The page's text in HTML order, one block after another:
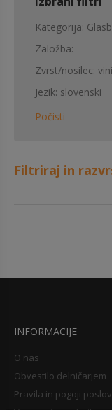
Kategorija
Založba
Zvrst/nosilec
Jezik slovenski
Počisti
Filtriraj in
INFORMACIJE
O nas
Obvestilo delničarjem
Pravila in pogoji